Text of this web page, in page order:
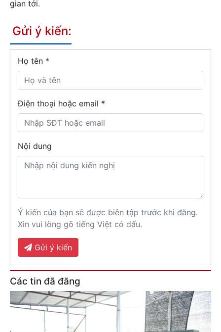
gian tới.
Gửi ý kiến:
Họ tên *
Điện thoại hoặc email *
Nội dung
Ý kiến của bạn sẽ được biên tập trước khi đăng.
Xin vui lòng gõ tiếng Việt có dấu.
Gửi ý kiến
Các tin đã đăng